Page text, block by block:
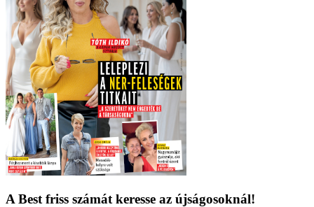
A Best friss számát keresse az újságosoknál!